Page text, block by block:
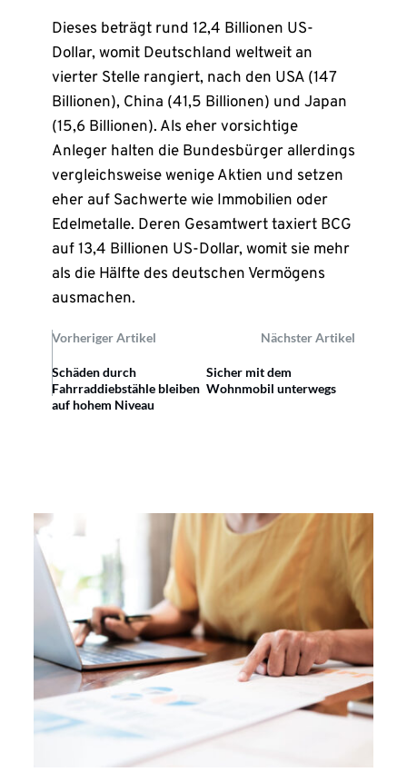
Dieses beträgt rund 12,4 Billionen US-
Dollar, womit Deutschland weltweit an
vierter Stelle rangiert, nach den USA (147
Billionen), China (41,5 Billionen) und Japan
(15,6 Billionen). Als eher vorsichtige
Anleger halten die Bundesbürger allerdings
vergleichsweise wenige Aktien und setzen
eher auf Sachwerte wie Immobilien oder
Edelmetalle. Deren Gesamtwert taxiert BCG
auf 13,4 Billionen US-Dollar, womit sie mehr
als die Hälfte des deutschen Vermögens
ausmachen.
Vorheriger Artikel Nächster Artikel
Schäden durch
Fahrraddiebstähle bleiben
auf hohem Niveau
Sicher mit dem
Wohnmobil unterwegs